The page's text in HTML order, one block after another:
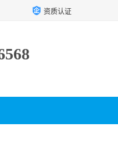
资质认证